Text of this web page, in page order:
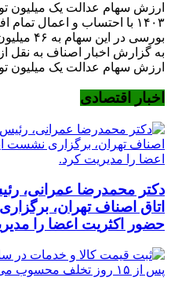
۱۴۰۳ با احتساب و اعمال
ارزش سهام عدالت یک میلیون
اخبار اقتصادی
دکتر محمدرضا عمرانی،
اتاق اصناف تهران،
حضور اکثریت اعضا را